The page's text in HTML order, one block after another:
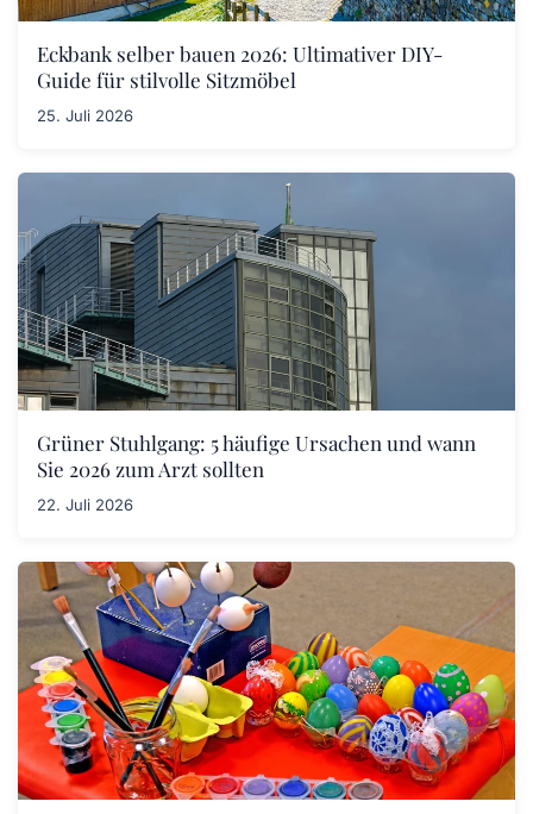
Eckbank selber bauen 2026: Ultimativer DIY-
Guide für stilvolle Sitzmöbel
25. Juli 2026
Grüner Stuhlgang: 5 häufige Ursachen und wann
Sie 2026 zum Arzt sollten
22. Juli 2026